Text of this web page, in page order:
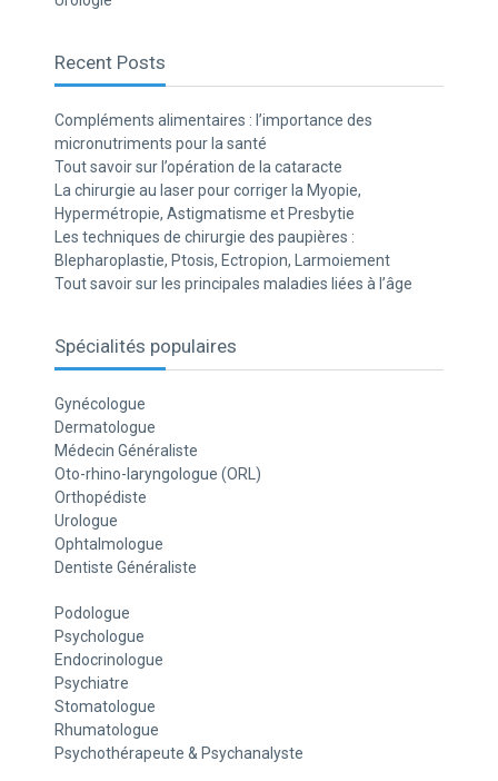
Recent Posts
Compléments alimentaires : l’importance des
micronutriments pour la santé
Tout savoir sur l’opération de la cataracte
La chirurgie au laser pour corriger la Myopie,
Hypermétropie, Astigmatisme et Presbytie
Les techniques de chirurgie des paupières :
Blepharoplastie, Ptosis, Ectropion, Larmoiement
Tout savoir sur les principales maladies liées à l’âge
Spécialités populaires
Gynécologue
Dermatologue
Médecin Généraliste
Oto-rhino-laryngologue (ORL)
Orthopédiste
Urologue
Ophtalmologue
Dentiste Généraliste
Podologue
Psychologue
Endocrinologue
Psychiatre
Stomatologue
Rhumatologue
Psychothérapeute & Psychanalyste